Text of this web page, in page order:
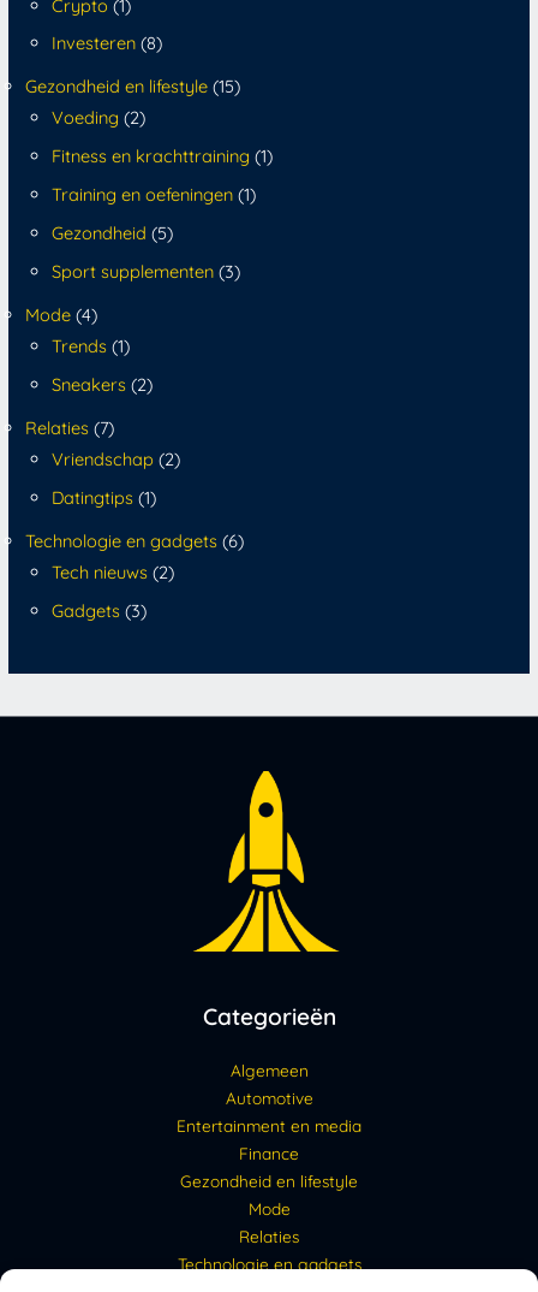
Crypto (1)
Investeren(8)
Gezondheid en lifestyle (15)
Voeding (2)
Fitness en krachttraining (1)
Training en oefeningen(1)
Gezondheid (5)
Sport supplementen(3)
Mode (4)
Trends(1)
Sneakers(2)
Relaties (7)
Vriendschap (2)
Datingtips(1)
Technologie en gadgets (6)
Tech nieuws(2)
Gadgets(3)
Categorieën
Algemeen
Automotive
Entertainment en media
Finance
Gezondheid en lifestyle
Mode
Relaties
Technologie en gadgets